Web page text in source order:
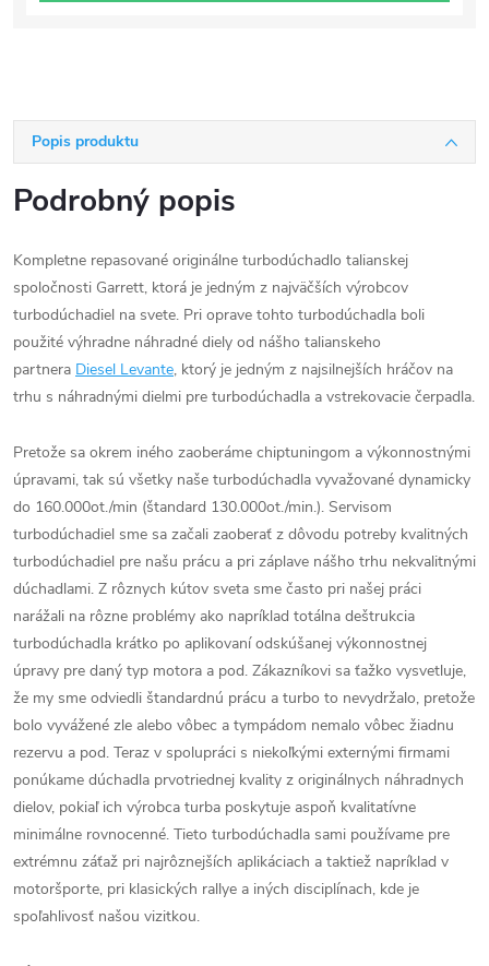
Popis produktu
Podrobný popis
Kompletne repasované originálne turbodúchadlo talianskej
spoločnosti Garrett, ktorá je jedným z najväčších výrobcov
turbodúchadiel na svete. Pri oprave tohto turbodúchadla boli
použité výhradne náhradné diely od nášho talianskeho
partnera Diesel Levante, ktorý je jedným z najsilnejších hráčov na
trhu s náhradnými dielmi pre turbodúchadla a vstrekovacie čerpadla.
Pretože sa okrem iného zaoberáme chiptuningom a výkonnostnými
úpravami, tak sú všetky naše turbodúchadla vyvažované dynamicky
do 160.000ot./min (štandard 130.000ot./min.). Servisom
turbodúchadiel sme sa začali zaoberať z dôvodu potreby kvalitných
turbodúchadiel pre našu prácu a pri záplave nášho trhu nekvalitnými
dúchadlami. Z rôznych kútov sveta sme často pri našej práci
narážali na rôzne problémy ako napríklad totálna deštrukcia
turbodúchadla krátko po aplikovaní odskúšanej výkonnostnej
úpravy pre daný typ motora a pod. Zákazníkovi sa ťažko vysvetluje,
že my sme odviedli štandardnú prácu a turbo to nevydržalo, pretože
bolo vyvážené zle alebo vôbec a tympádom nemalo vôbec žiadnu
rezervu a pod. Teraz v spolupráci s niekoľkými externými firmami
ponúkame dúchadla prvotriednej kvality z originálnych náhradnych
dielov, pokiaľ ich výrobca turba poskytuje aspoň kvalitatívne
minimálne rovnocenné. Tieto turbodúchadla sami používame pre
extrémnu záťaž pri najrôznejších aplikáciach a taktiež napríklad v
motoršporte, pri klasických rallye a iných disciplínach, kde je
spoľahlivosť našou vizitkou.